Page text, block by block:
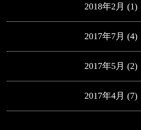
2018年2月 (1)
2017年7月 (4)
2017年5月 (2)
2017年4月 (7)